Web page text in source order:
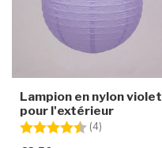
Lampion en nylon violet
pour l'extérieur
Note:
(4)